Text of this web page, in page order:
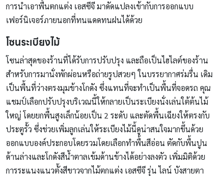
การนำเอาพื้นตกแต่ง เอสซีจี มาดัดแปลงเข้ากับการออกแบบ
เฟอร์นิเจอร์ภายนอกที่ทนแดดทนฝนได้ด้วย
โซนระเบียงไม้
โซนล่าสุดของร้านที่ได้รับการปรับปรุง และถือเป็นไฮไลต์ของร้าน
สำหรับการมานั่งพักผ่อนหรือถ่ายรูปสวยๆ ในบรรยากาศร่มรื่น เดิม
เป็นพื้นที่ว่างตรงมุมข้างโกดัง ซึ่งแทนที่จะทำเป็นพื้นที่จอดรถ คุณ
แชมป์เลือกปรับปรุงบริเวณนี้ให้กลายเป็นระเบียงนั่งเล่นใต้ต้นไม้
ใหญ่ โดยยกพื้นสูงเล็กน้อยเป็น 2 ระดับ และตัดพื้นเฉียงให้ตรงกับ
ประตูรั้ว ซึ่งช่วยเพิ่มลูกเล่นให้ระเบียงไม้นี้ดูน่าสนใจมากขึ้นด้วย
ออกแบบองค์ประกอบโดยรวมโดยเลือกทำพื้นสีอ่อน ตัดกับพื้นปูน
ด้านล่างและโกดังสีน้ำตาลเข้มด้านข้างได้อย่างลงตัว เพิ่มมิติด้วย
การระแนงแนวตั้งสีขาวจากไม้ตกแต่ง เอสซีจี รุ่น ไลน์ บังสายตา